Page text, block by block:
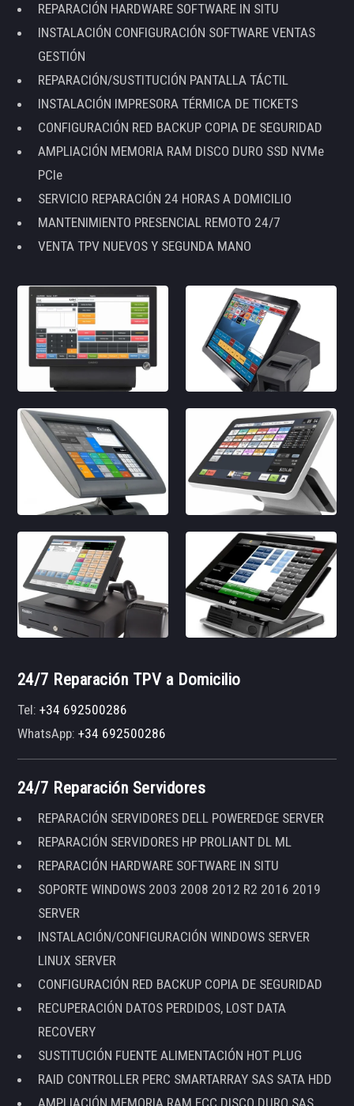
REPARACIÓN HARDWARE SOFTWARE IN SITU
INSTALACIÓN CONFIGURACIÓN SOFTWARE VENTAS
GESTIÓN
REPARACIÓN/SUSTITUCIÓN PANTALLA TÁCTIL
INSTALACIÓN IMPRESORA TÉRMICA DE TICKETS
CONFIGURACIÓN RED BACKUP COPIA DE SEGURIDAD
AMPLIACIÓN MEMORIA RAM DISCO DURO SSD NVMe
PCIe
SERVICIO REPARACIÓN 24 HORAS A DOMICILIO
MANTENIMIENTO PRESENCIAL REMOTO 24/7
VENTA TPV NUEVOS Y SEGUNDA MANO
24/7 Reparación TPV a Domicilio
Tel:+34 692500286
WhatsApp:+34 692500286
24/7 Reparación Servidores
REPARACIÓN SERVIDORES DELL POWEREDGE SERVER
REPARACIÓN SERVIDORES HP PROLIANT DL ML
REPARACIÓN HARDWARE SOFTWARE IN SITU
SOPORTE WINDOWS 2003 2008 2012 R2 2016 2019
SERVER
INSTALACIÓN/CONFIGURACIÓN WINDOWS SERVER
LINUX SERVER
CONFIGURACIÓN RED BACKUP COPIA DE SEGURIDAD
RECUPERACIÓN DATOS PERDIDOS, LOST DATA
RECOVERY
SUSTITUCIÓN FUENTE ALIMENTACIÓN HOT PLUG
RAID CONTROLLER PERC SMARTARRAY SAS SATA HDD
AMPLIACIÓN MEMORIA RAM ECC DISCO DURO SAS